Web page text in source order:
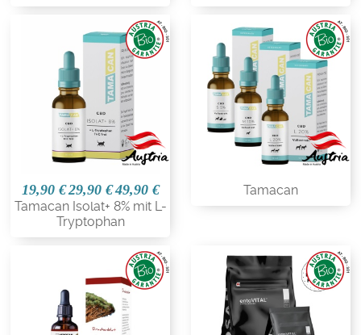
19,90 €29,90 €49,90 €
Tamacan Isolat+ 8% mit L-
Tryptophan
Tamacan